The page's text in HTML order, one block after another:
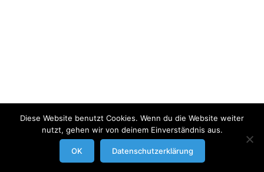
modrowgrafie.de © 2023 | Impressum/Datenschutzerklaerung
Businessportraits
Diese Website benutzt Cookies. Wenn du die Website weiter
nutzt, gehen wir von deinem Einverständnis aus.
OK Datenschutzerklärung